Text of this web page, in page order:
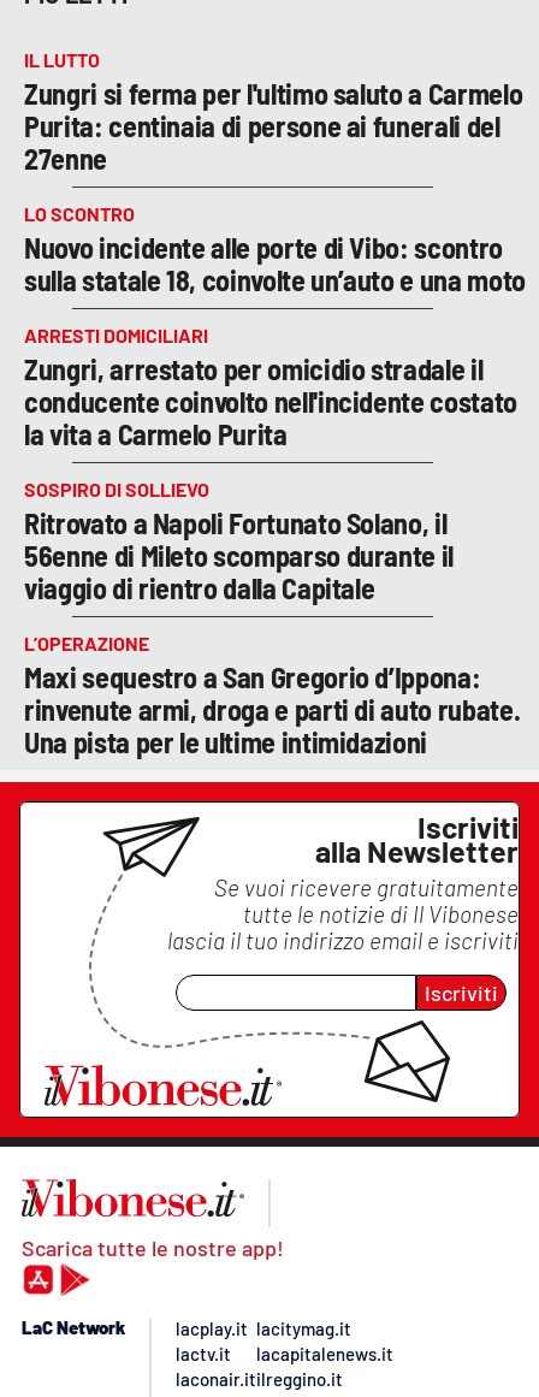
IL LUTTO
Zungri si ferma per l'ultimo saluto a Carmelo
Purita: centinaia di persone ai funerali del
27enne
LO SCONTRO
Nuovo incidente alle porte di Vibo: scontro
sulla statale 18, coinvolte un’auto e una moto
ARRESTI DOMICILIARI
Zungri, arrestato per omicidio stradale il
conducente coinvolto nell'incidente costato
la vita a Carmelo Purita
SOSPIRO DI SOLLIEVO
Ritrovato a Napoli Fortunato Solano, il
56enne di Mileto scomparso durante il
viaggio di rientro dalla Capitale
L’OPERAZIONE
Maxi sequestro a San Gregorio d’Ippona:
rinvenute armi, droga e parti di auto rubate.
Una pista per le ultime intimidazioni
Iscriviti
alla Newsletter
Se vuoi ricevere gratuitamente
tutte le notizie di Il Vibonese
lascia il tuo indirizzo email e iscriviti
Iscriviti
Scarica tutte le nostre app!
LaC Network
lacplay.it
lactv.it
laconair.it
lacitymag.it
lacapitalenews.it
ilreggino.it